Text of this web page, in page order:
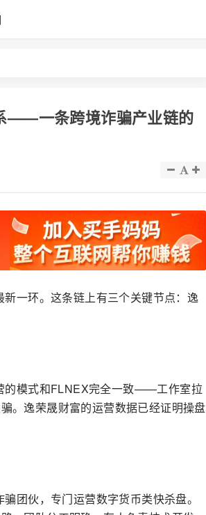
——一条跨境诈骗产业链的
一环。这条链上有三个关键节点：逸
的模式和FLNEX完全一致——工作室拉
。逸荣晟财富的运营数据已经证明操盘
团伙，专门运营数字货币类快杀盘。